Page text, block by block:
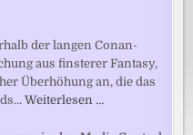
der langen Conan-
aus finsterer Fantasy,
Überhöhung an, die das
Weiterlesen …